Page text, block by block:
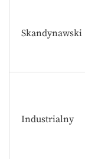
Skandynawski
Industrialny